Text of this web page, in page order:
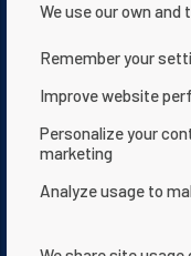
Neem contact met ons
Gebruiksvoorwaarden
Verklaring i.v.m. de
Algemene voorwaarden
We use our own
Remember your
Improve website
Personalize your
marketing
Analyze usage to